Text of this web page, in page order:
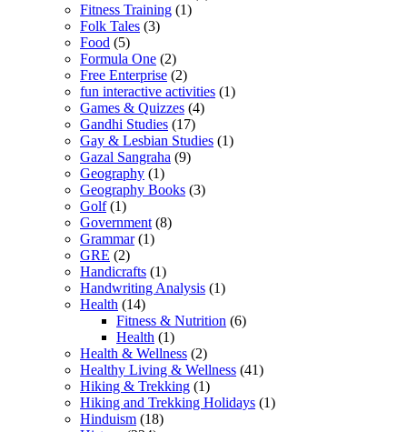
Fitness Training (1)
Folk Tales (3)
Food (5)
Formula One (2)
Free Enterprise (2)
fun interactive activities (1)
Games & Quizzes (4)
Gandhi Studies (17)
Gay & Lesbian Studies (1)
Gazal Sangraha (9)
Geography (1)
Geography Books (3)
Golf (1)
Government (8)
Grammar (1)
GRE (2)
Handicrafts (1)
Handwriting Analysis (1)
Health (14)
Fitness & Nutrition (6)
Health (1)
Health & Wellness (2)
Healthy Living & Wellness (41)
Hiking & Trekking (1)
Hiking and Trekking Holidays (1)
Hinduism (18)